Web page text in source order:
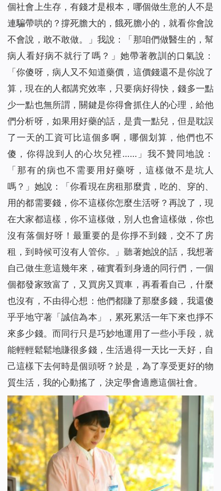
個社會上生存，有錢才是根本，哪個做生意的人不是
連騙帶哄的？撐死膽大的，餓死膽小的，就看你會說
不會說，敢不敢做。」我說：「那咱們做醫生的，幫
病人看好病不就行了嗎？」她帶著教訓的口氣說：
「你傻呀，病人又不知道藥價，這價錢還不是你說了
算，現在的人都講究效率，只要病好得快，錢多一點
少一點也無所謂，關鍵是你得會抓住人的心理，給他
們分析呀，如果用好藥的話，是貴一點兒，但是耽誤
了一天的工資可比這個多啊，哪個划算，他們也不
傻，你得說到人的心坎兒裡……」我不贊同地說：
「那有的病也不需要用好藥呀，這樣做不是坑人
嗎？」她說：「你看現在房租那麼貴，吃的、穿的、
用的都需要錢，你不這樣你怎麼生活呀？再說了，現
在大家都這樣，你不這樣做，別人也會這樣做，你也
沒有落個好呀！最重要的是你掙不到錢，交不了房
租，到時候可沒有人管你。」聽著她說的話，我想著
自己做生意這幾年來，確實看到身邊的同行們，一個
個都發家致富了，又買房又買車，再看看自己，什麼
也沒有，不由得心想：他們都賺了那麼多錢，我還傻
乎乎地守著「誠信為本」，累死累活一年下來也掙不
來多少錢。而同行只是巧妙地運用了一些小手段，就
能輕輕鬆鬆地賺很多錢，生活過得一天比一天好，自
己這樣下去何時是個頭呀？於是，為了享受更好的物
質生活，我的心動搖了，決定學會適應這個社會。